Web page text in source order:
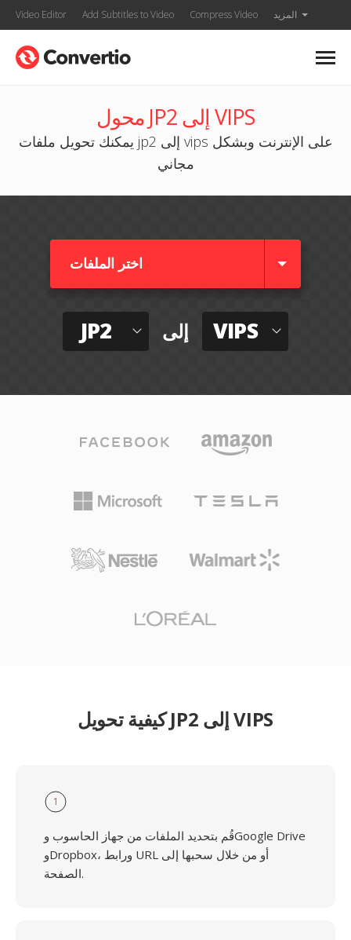
Video Editor Add Subtitles to Video Compress Video المزيد
محول JP2 إلى VIPS
يمكنك تحويل ملفات jp2 إلى vips على الإنترنت وبشكل
مجاني
اختر الملفات
JP2 إلى VIPS
كيفية تحويل JP2 إلى VIPS
1
قُم بتحديد الملفات من جهاز الحاسوب وGoogle Drive
وDropbox، ورابط URL أو من خلال سحبها إلى
الصفحة.